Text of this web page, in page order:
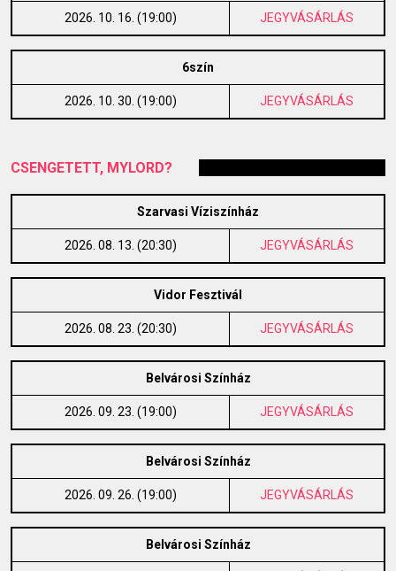
2026. 10. 16. (19:00) JEGYVÁSÁRLÁS
6szín
2026. 10. 30. (19:00) JEGYVÁSÁRLÁS
CSENGETETT, MYLORD?
Szarvasi Víziszínház
2026. 08. 13. (20:30) JEGYVÁSÁRLÁS
Vidor Fesztivál
2026. 08. 23. (20:30) JEGYVÁSÁRLÁS
Belvárosi Színház
2026. 09. 23. (19:00) JEGYVÁSÁRLÁS
Belvárosi Színház
2026. 09. 26. (19:00) JEGYVÁSÁRLÁS
Belvárosi Színház